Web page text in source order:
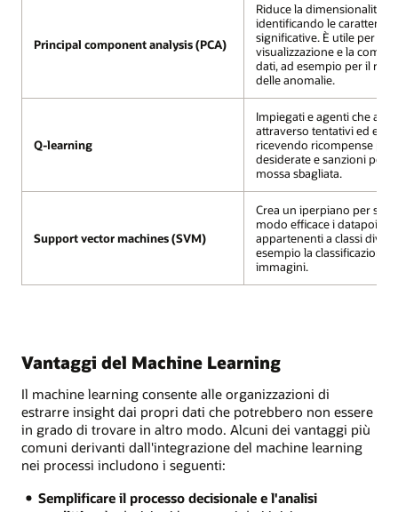
Principal component analysis (PCA)
Riduce la dimensionalità
identificando le
significative. È utile per la
visualizzazione e la
dati, ad esempio per il
delle anomalie.
Q-learning
Impiegati e agenti che
attraverso tentativi ed
ricevendo ricompense per
desiderate e sanzioni per
mossa sbagliata.
Support vector machines (SVM)
Crea un iperpiano per
modo efficace i datapoint
appartenenti a classi
esempio la classificazione
immagini.
Vantaggi del Machine Learning
Il machine learning consente alle organizzazioni di
estrarre insight dai propri dati che potrebbero non essere
in grado di trovare in altro modo. Alcuni dei vantaggi più
comuni derivanti dall'integrazione del machine learning
nei processi includono i seguenti:
Semplificare il processo decisionale e l'analisi